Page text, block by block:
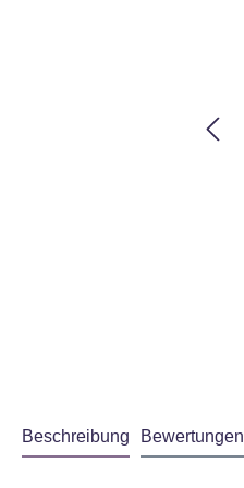
Beschreibung Bewertungen